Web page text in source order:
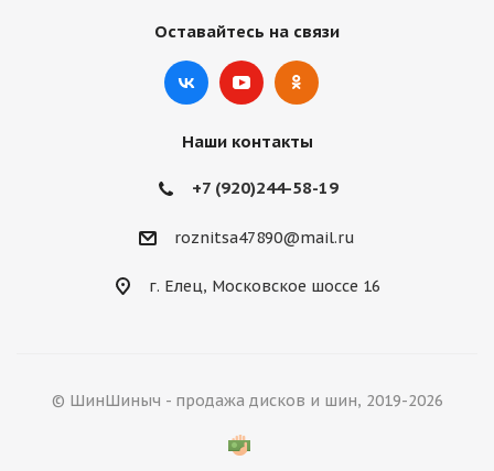
Оставайтесь на связи
Наши контакты
+7 (920)244-58-19
roznitsa47890@mail.ru
г. Елец, Московское шоссе 16
© ШинШиныч - продажа дисков и шин, 2019-2026